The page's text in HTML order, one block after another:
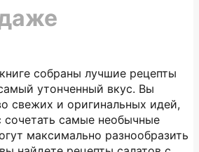
собраны лучшие рецепты
утонченный вкус. Вы
свежих и оригинальных идей,
сочетать самые необычные
максимально разнообразить